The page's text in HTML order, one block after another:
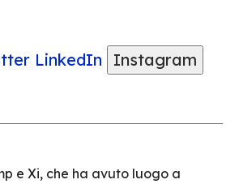
LinkedIn
Instagram
e Xi, che ha avuto luogo a